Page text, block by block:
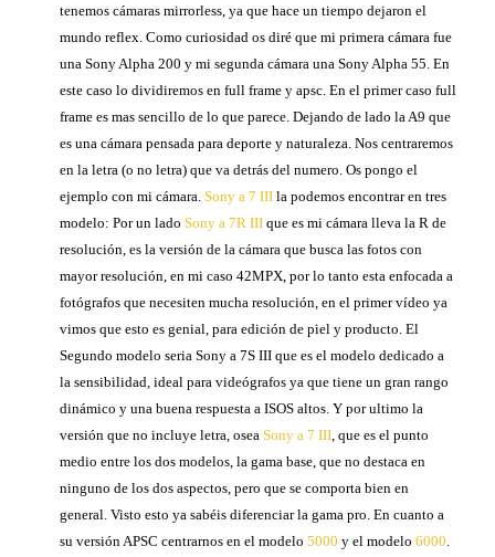
tenemos cámaras mirrorless, ya que hace un tiempo dejaron el
mundo reflex. Como curiosidad os diré que mi primera cámara fue
una Sony Alpha 200 y mi segunda cámara una Sony Alpha 55. En
este caso lo dividiremos en full frame y apsc. En el primer caso full
frame es mas sencillo de lo que parece. Dejando de lado la A9 que
es una cámara pensada para deporte y naturaleza. Nos centraremos
en la letra (o no letra) que va detrás del numero. Os pongo el
ejemplo con mi cámara.Sony a 7 III la podemos encontrar en tres
modelo: Por un ladoSony a 7R III que es mi cámara lleva la R de
resolución, es la versión de la cámara que busca las fotos con
mayor resolución, en mi caso 42MPX, por lo tanto esta enfocada a
fotógrafos que necesiten mucha resolución, en el primer vídeo ya
vimos que esto es genial, para edición de piel y producto. El
Segundo modelo seria Sony a 7S III que es el modelo dedicado a
la sensibilidad, ideal para videógrafos ya que tiene un gran rango
dinámico y una buena respuesta a ISOS altos. Y por ultimo la
versión que no incluye letra, oseaSony a 7 III , que es el punto
medio entre los dos modelos, la gama base, que no destaca en
ninguno de los dos aspectos, pero que se comporta bien en
general. Visto esto ya sabéis diferenciar la gama pro. En cuanto a
su versión APSC centrarnos en el modelo5000 y el modelo6000